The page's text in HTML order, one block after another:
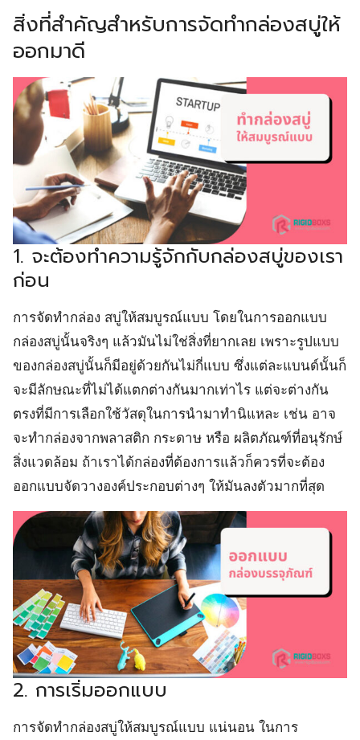
สิ่งที่สำคัญสำหรับการจัดทำกล่องสบู่ให้
ออกมาดี
1. จะต้องทำความรู้จักกับกล่องสบู่ของเรา
ก่อน
การจัดทำกล่อง สบู่ให้สมบูรณ์แบบ โดยในการออกแบบ
กล่องสบู่นั้นจริงๆ แล้วมันไม่ใช่สิ่งที่ยากเลย เพราะรูปแบบ
ของกล่องสบู่นั้นก็มีอยู่ด้วยกันไม่กี่แบบ ซึ่งแต่ละแบนด์นั้นก็
จะมีลักษณะที่ไม่ได้แตกต่างกันมากเท่าไร แต่จะต่างกัน
ตรงที่มีการเลือกใช้วัสดุในการนำมาทำนิแหละ เช่น อาจ
จะทำกล่องจากพลาสติก กระดาษ หรือ ผลิตภัณฑ์ที่อนุรักษ์
สิ่งแวดล้อม ถ้าเราได้กล่องที่ต้องการแล้วก็ควรที่จะต้อง
ออกแบบจัดวางองค์ประกอบต่างๆ ให้มันลงตัวมากที่สุด
2. การเริ่มออกแบบ
การจัดทำกล่องสบู่ให้สมบูรณ์แบบ แน่นอน ในการ